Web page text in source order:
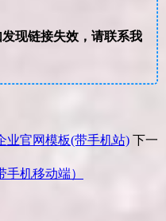
现链接失效，请联系我
业官网模板(带手机站) 下一
机移动端）